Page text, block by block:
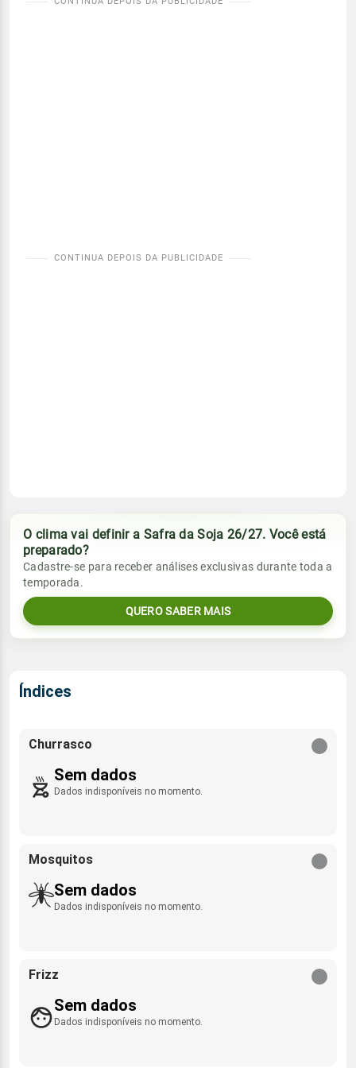
O clima vai definir a Safra da Soja 26/27. Você está
preparado?
Cadastre-se para receber análises exclusivas durante toda a
temporada.
QUERO SABER MAIS
Índices
Churrasco
Sem dados
Dados indisponíveis no momento.
Mosquitos
Sem dados
Dados indisponíveis no momento.
Frizz
Sem dados
Dados indisponíveis no momento.